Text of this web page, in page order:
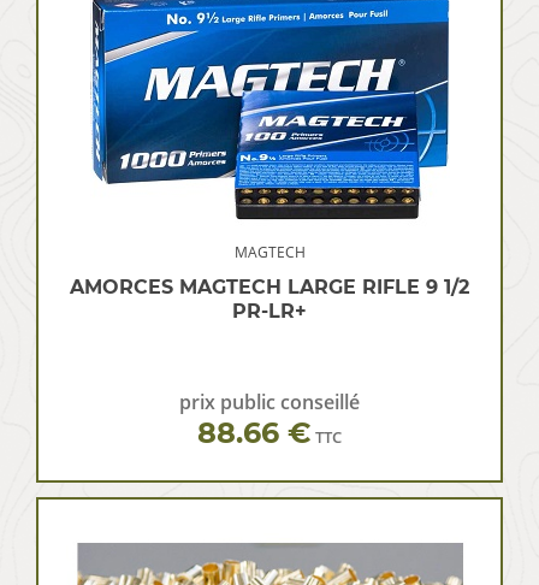
MAGTECH
AMORCES MAGTECH LARGE RIFLE 9 1/2
PR-LR+
prix public conseillé
88.66 € TTC